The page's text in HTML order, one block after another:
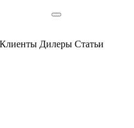
Клиенты Дилеры Статьи